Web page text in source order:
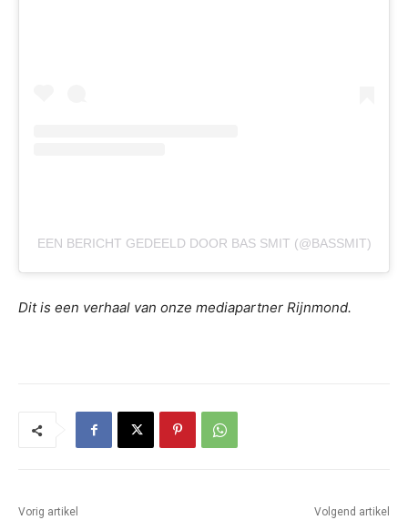
EEN BERICHT GEDEELD DOOR BAS SMIT (@BASSMIT)
Dit is een verhaal van onze mediapartner Rijnmond.
Vorig artikel Volgend artikel